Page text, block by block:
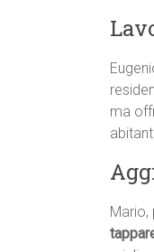
ma
Mario,